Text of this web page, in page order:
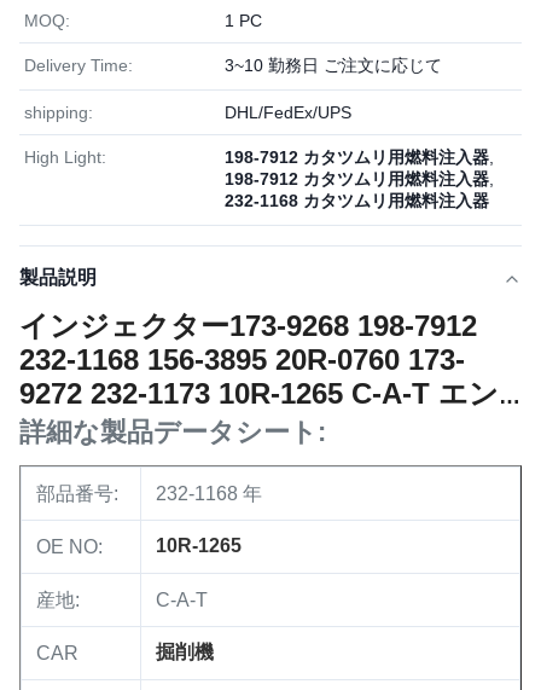
MOQ: 1 PC
Delivery Time: 3~10 勤務日 ご注文に応じて
shipping: DHL/FedEx/UPS
High Light: 198-7912 カタツムリ用燃料注入器
198-7912 カタツムリ用燃料注入器
232-1168 カタツムリ用燃料注入器
製品説明
インジェクター173-9268 198-7912
232-1168 156-3895 20R-0760 173-
9272 232-1173 10R-1265 C-A-T エン
ジン用
詳細な製品データシート:
部品番号: 232-1168 年
OE NO: 10R-1265
産地: C-A-T
CAR 掘削機